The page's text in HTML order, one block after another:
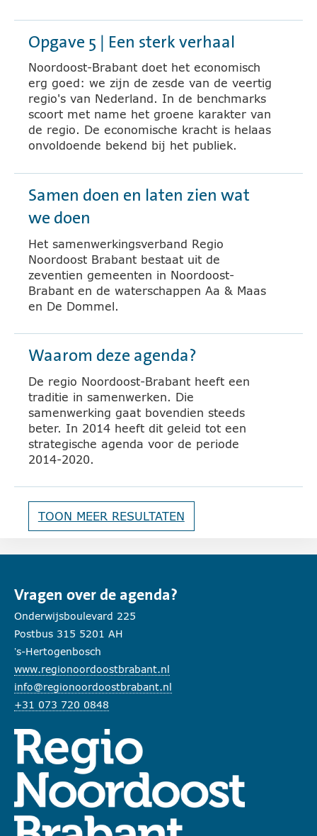
Opgave 5 | Een sterk verhaal
Noordoost-Brabant doet het economisch
erg goed: we zijn de zesde van de veertig
regio's van Nederland. In de benchmarks
scoort met name het groene karakter van
de regio. De economische kracht is helaas
onvoldoende bekend bij het publiek.
Samen doen en laten zien wat
we doen
Het samenwerkingsverband Regio
Noordoost Brabant bestaat uit de
zeventien gemeenten in Noordoost-
Brabant en de waterschappen Aa & Maas
en De Dommel.
Waarom deze agenda?
De regio Noordoost-Brabant heeft een
traditie in samenwerken. Die
samenwerking gaat bovendien steeds
beter. In 2014 heeft dit geleid tot een
strategische agenda voor de periode
2014-2020.
TOON MEER RESULTATEN
Vragen over de agenda?
Onderwijsboulevard 225
Postbus 315 5201 AH
’s-Hertogenbosch
www.regionoordoostbrabant.nl
info@regionoordoostbrabant.nl
+31 073 720 0848